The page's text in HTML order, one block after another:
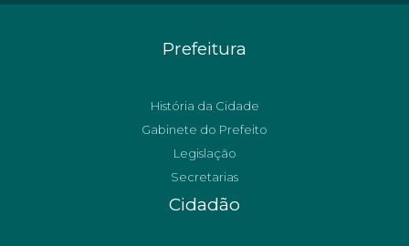
Prefeitura
História da Cidade
Gabinete do Prefeito
Legislação
Secretarias
Cidadão